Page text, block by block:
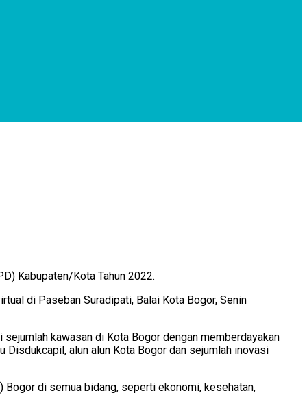
Kabupaten/Kota Tahun 2022.
di Paseban Suradipati, Balai Kota Bogor, Senin
kawasan di Kota Bogor dengan memberdayakan
Disdukcapil, alun alun Kota Bogor dan sejumlah inovasi
Bogor di semua bidang, seperti ekonomi, kesehatan,